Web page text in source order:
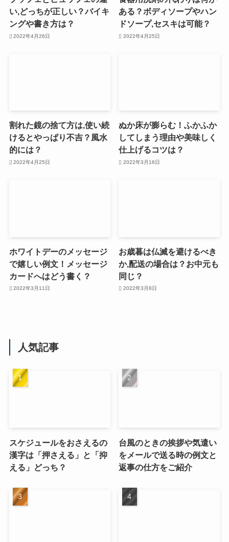
い,どっちが正しい？バイキ
ングや書き方は？
2022年4月26日
ある？ボディソープやハン
ドソープ,セスキは可能？
2022年4月25日
割れた鏡の捨て方は,使い続
けるとやっぱり不吉？風水
的には？
2022年4月25日
ぬか床が膨らむ！ふかふか
してしまう理由や美味しく
仕上げるコツは？
2022年3月16日
ホワイトデーのメッセージ
で嬉しい例文！メッセージ
カードへはどう書く？
2022年3月11日
お歳暮は仏滅を避けるべき
か,配送の場合は？お中元も
同じ？
2022年3月8日
人気記事
スケジュールをおさえるの
漢字は「押さえる」と「抑
える」どっち？
台風のときの挨拶や気遣い
をメールで送る時の例文と
返事の仕方をご紹介